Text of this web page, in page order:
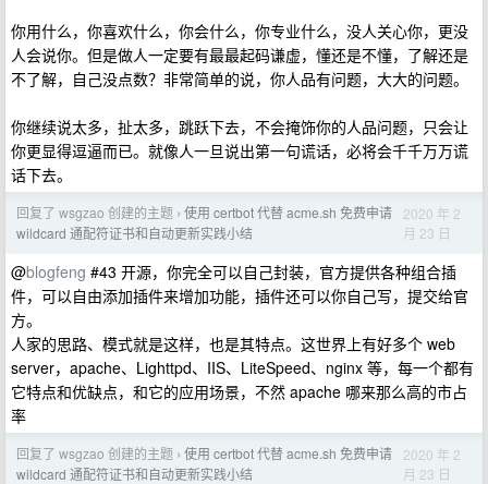
你用什么，你喜欢什么，你会什么，你专业什么，没人关心你，更没
人会说你。但是做人一定要有最最起码谦虚，懂还是不懂，了解还是
不了解，自己没点数？非常简单的说，你人品有问题，大大的问题。
你继续说太多，扯太多，跳跃下去，不会掩饰你的人品问题，只会让
你更显得逗逼而已。就像人一旦说出第一句谎话，必将会千千万万谎
话下去。
回复了 wsgzao 创建的主题 › 使用 certbot 代替 acme.sh 免费申请
wildcard 通配符证书和自动更新实践小结
2020 年 2
月 23 日
@blogfeng #43 开源，你完全可以自己封装，官方提供各种组合插
件，可以自由添加插件来增加功能，插件还可以你自己写，提交给官
方。
人家的思路、模式就是这样，也是其特点。这世界上有好多个 web
server，apache、Lighttpd、IIS、LiteSpeed、nginx 等，每一个都有
它特点和优缺点，和它的应用场景，不然 apache 哪来那么高的市占
率
回复了 wsgzao 创建的主题 › 使用 certbot 代替 acme.sh 免费申请
wildcard 通配符证书和自动更新实践小结
2020 年 2
月 23 日